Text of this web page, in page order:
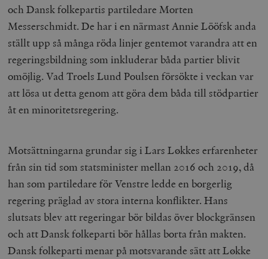
och Dansk folkepartis partiledare Morten
Messerschmidt. De har i en närmast Annie Lööfsk anda
ställt upp så många röda linjer gentemot varandra att en
regeringsbildning som inkluderar båda partier blivit
omöjlig. Vad Troels Lund Poulsen försökte i veckan var
att lösa ut detta genom att göra dem båda till stödpartier
åt en minoritetsregering.
Motsättningarna grundar sig i Lars Løkkes erfarenheter
från sin tid som statsminister mellan 2016 och 2019, då
han som partiledare för Venstre ledde en borgerlig
regering präglad av stora interna konflikter. Hans
slutsats blev att regeringar bör bildas över blockgränsen
och att Dansk folkeparti bör hållas borta från makten.
Dansk folkeparti menar på motsvarande sätt att Løkke